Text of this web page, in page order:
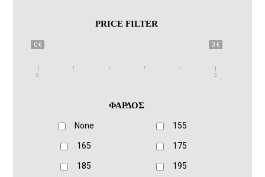
PRICE FILTER
0 € 3 €
0 3
ΦΑΡΔΟΣ
None 155
165 175
185 195